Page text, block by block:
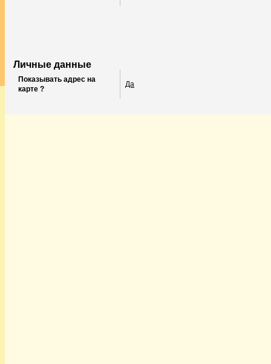
Личные данные
Показывать адрес на
карте ?
Да